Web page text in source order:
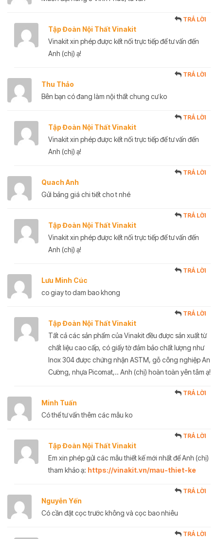
Tập Đoàn Nội Thất Vinakit
TRẢ LỜI
Vinakit xin phép được kết nối trực tiếp để tư vấn đến
Anh (chị) ạ!
Thu Thảo
TRẢ LỜI
Bên bạn có đang làm nội thất chung cư ko
Tập Đoàn Nội Thất Vinakit
TRẢ LỜI
Vinakit xin phép được kết nối trực tiếp để tư vấn đến
Anh (chị) ạ!
Quach Anh
TRẢ LỜI
Gửi bảng giá chi tiết cho t nhé
Tập Đoàn Nội Thất Vinakit
TRẢ LỜI
Vinakit xin phép được kết nối trực tiếp để tư vấn đến
Anh (chị) ạ!
Lưu Minh Cúc
TRẢ LỜI
co giay to dam bao khong
Tập Đoàn Nội Thất Vinakit
TRẢ LỜI
Tất cả các sản phẩm của Vinakit đều được sản xuất từ
chất liệu cao cấp, có giấy tờ đảm bảo chất lượng như
Inox 304 được chứng nhận ASTM, gỗ công nghiệp An
Cường, nhựa Picomat,.. Anh (chị) hoàn toàn yên tâm ạ!
Minh Tuấn
TRẢ LỜI
Có thể tư vấn thêm các mẫu ko
Tập Đoàn Nội Thất Vinakit
TRẢ LỜI
Em xin phép gửi các mẫu thiết kế mới nhất để Anh (chị)
tham khảo ạ: https://vinakit.vn/mau-thiet-ke
Nguyễn Yến
TRẢ LỜI
Có cần đặt cọc trước không và cọc bao nhiêu
TRẢ LỜI